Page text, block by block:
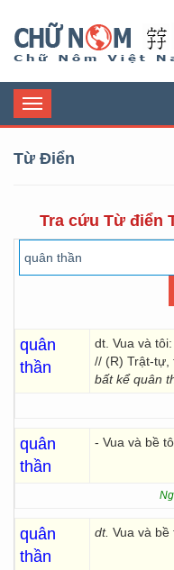
Toggle
navigation
Từ Điển
Tra cứu Từ điển
quân
thần
dt. Vua và tôi:
// (R) Trật-tự,
bất kể quân
quân
thần
- Vua và bề
quân
thần
dt. Vua và bề